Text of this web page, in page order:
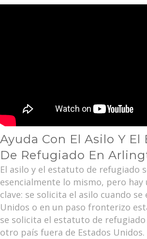
Ayuda Con El Asilo Y
De Refugiado En
El asilo y el estatuto de refugiado
esencialmente lo mismo, pero hay
clave: se solicita el asilo cuando se
Unidos o en un paso fronterizo
se solicita el estatuto de refugiado
otro país fuera de Estados Unidos.